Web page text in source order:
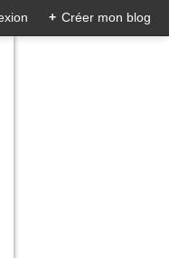
+ Créer mon blog